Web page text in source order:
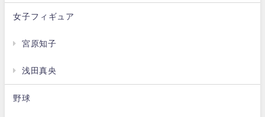
女子フィギュア
宮原知子
浅田真央
野球